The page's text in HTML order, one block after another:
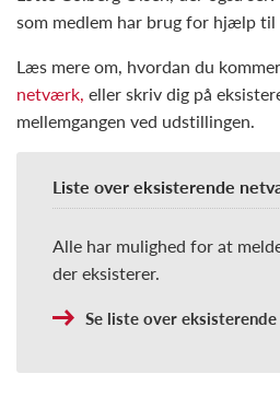
som medlem har brug for hjælp
Læs mere om, hvordan du kommer
netværk, eller skriv dig på
mellemgangen ved udstillingen.
Liste over eksisterende
Alle har mulighed for at
der eksisterer.
Se liste over